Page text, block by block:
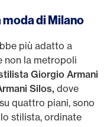
moda di Milano
più adatto a
non la metropoli
Giorgio Armani
Silos, dove
quattro piani, sono
stilista, ordinate